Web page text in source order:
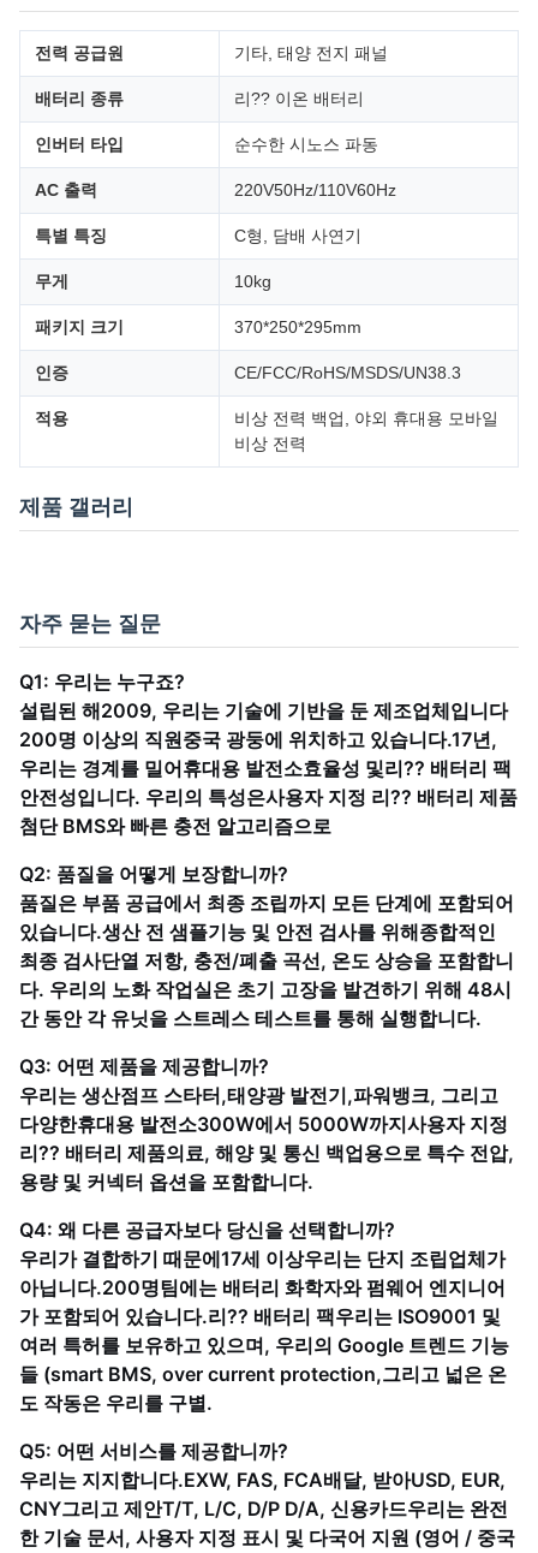
전력 공급원 기타, 태양 전지 패널
배터리 종류 리?? 이온 배터리
인버터 타입 순수한 시노스 파동
AC 출력 220V50Hz/110V60Hz
특별 특징 C형, 담배 사연기
무게 10kg
패키지 크기 370*250*295mm
인증 CE/FCC/RoHS/MSDS/UN38.3
적용
비상 전력 백업, 야외 휴대용 모바일
비상 전력
제품 갤러리
자주 묻는 질문
Q1: 우리는 누구죠?
설립된 해2009, 우리는 기술에 기반을 둔 제조업체입니다
200명 이상의 직원중국 광둥에 위치하고 있습니다.17년,
우리는 경계를 밀어휴대용 발전소효율성 및리?? 배터리 팩
안전성입니다. 우리의 특성은사용자 지정 리?? 배터리 제품
첨단 BMS와 빠른 충전 알고리즘으로
Q2: 품질을 어떻게 보장합니까?
품질은 부품 공급에서 최종 조립까지 모든 단계에 포함되어
있습니다.생산 전 샘플기능 및 안전 검사를 위해종합적인
최종 검사단열 저항, 충전/폐출 곡선, 온도 상승을 포함합니
다. 우리의 노화 작업실은 초기 고장을 발견하기 위해 48시
간 동안 각 유닛을 스트레스 테스트를 통해 실행합니다.
Q3: 어떤 제품을 제공합니까?
우리는 생산점프 스타터,태양광 발전기,파워뱅크, 그리고
다양한휴대용 발전소300W에서 5000W까지사용자 지정
리?? 배터리 제품의료, 해양 및 통신 백업용으로 특수 전압,
용량 및 커넥터 옵션을 포함합니다.
Q4: 왜 다른 공급자보다 당신을 선택합니까?
우리가 결합하기 때문에17세 이상우리는 단지 조립업체가
아닙니다.200명팀에는 배터리 화학자와 펌웨어 엔지니어
가 포함되어 있습니다.리?? 배터리 팩우리는 ISO9001 및
여러 특허를 보유하고 있으며, 우리의 Google 트렌드 기능
들 (smart BMS, over current protection,그리고 넓은 온
도 작동은 우리를 구별.
Q5: 어떤 서비스를 제공합니까?
우리는 지지합니다.EXW, FAS, FCA배달, 받아USD, EUR,
CNY그리고 제안T/T, L/C, D/P D/A, 신용카드우리는 완전
한 기술 문서, 사용자 지정 표시 및 다국어 지원 (영어 / 중국